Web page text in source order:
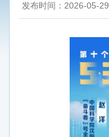
发布时间：2026-05-29